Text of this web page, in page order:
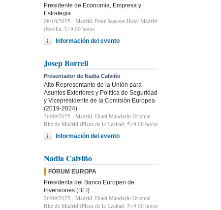
Presidente de Economía, Empresa y
Estrategia
08/10/2025 - Madrid, Four Seasons Hotel Madrid
(Sevilla, 3) 9.00 horas
Información del evento
Josep Borrell
Presentador de Nadia Calviño
Alto Representante de la Unión para
Asuntos Exteriores y Política de Seguridad
y Vicepresidente de la Comisión Europea
(2019-2024)
26/09/2025 - Madrid, Hotel Mandarin Oriental
Ritz de Madrid (Plaza de la Lealtad, 5) 9:00 horas
Información del evento
Nadia Calviño
FÓRUM EUROPA
Presidenta del Banco Europeo de
Inversiones (BEI)
26/09/2025 - Madrid, Hotel Mandarin Oriental
Ritz de Madrid (Plaza de la Lealtad, 5) 9:00 horas